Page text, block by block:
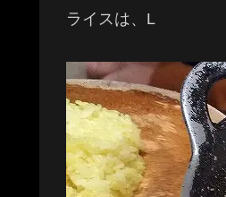
ライスは、L